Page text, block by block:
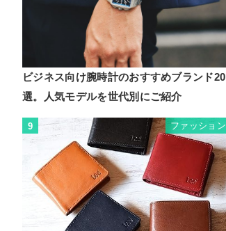
ビジネス向け腕時計のおすすめブランド20
選。人気モデルを世代別にご紹介
9 ファッション